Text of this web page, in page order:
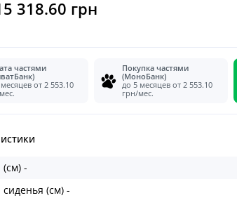
318.60 грн
частями
от 2 553.10
Покупка частями
(МоноБанк)
до 5 месяцев от 2 553.10
грн/мес.
(см) -
сиденья (см) -